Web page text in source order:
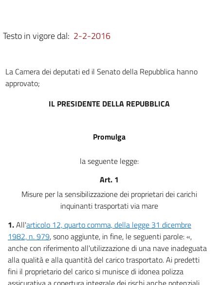
9
Disposizioni in materia di emissioni di gas a effetto serra e di impianti per la
produzione di energia
10
Capo IV
16
18
19
20
21
Testo in vigore dal: 2-2-2016
La Camera dei deputati ed il Senato della Repubblica hanno
approvato;
IL PRESIDENTE DELLA REPUBBLICA
Promulga
la seguente legge:
Art. 1
Misure per la sensibilizzazione dei proprietari dei carichi
inquinanti trasportati via mare
1.All'articolo 12, quarto comma, della legge 31 dicembre
1982, n. 979, sono aggiunte, in fine, le seguenti parole: «,
anche con riferimento all'utilizzazione di una nave inadeguata
alla qualità e alla quantità del carico trasportato. Ai predetti
fini il proprietario del carico si munisce di idonea polizza